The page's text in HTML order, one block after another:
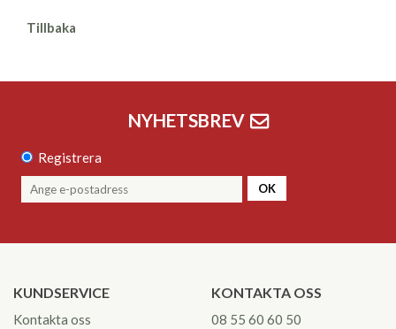
Tillbaka
NYHETSBREV
Registrera
OK
KUNDSERVICE
Kontakta oss
KONTAKTA OSS
08 55 60 60 50